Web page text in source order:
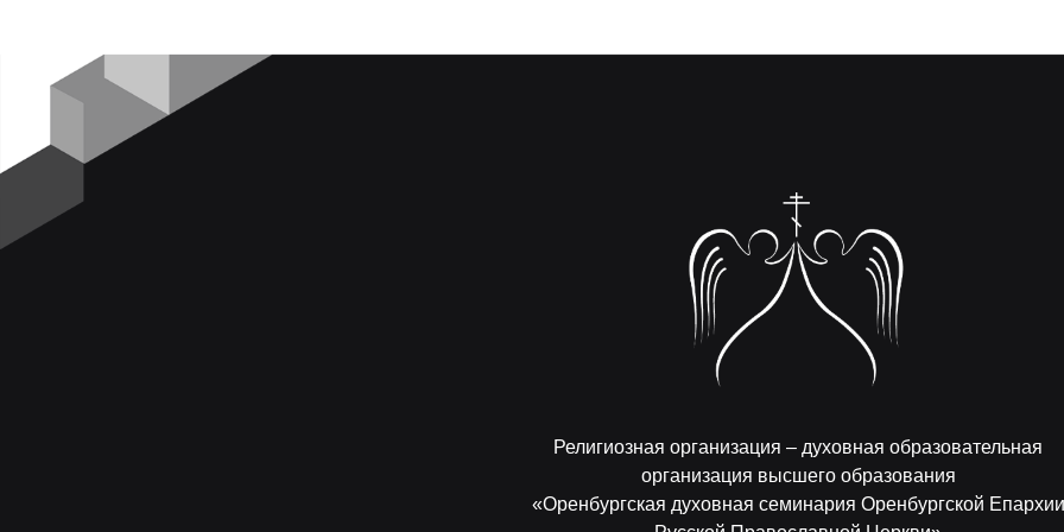
Религиозная организация – духовная образовательная
организация высшего образования
«Оренбургская духовная семинария Оренбургской Епархии